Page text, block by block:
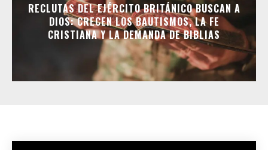
RECLUTAS DEL EJÉRCITO BRITÁNICO BUSCAN A
DIOS: CRECEN LOS BAUTISMOS, LA FE
CRISTIANA Y LA DEMANDA DE BIBLIAS